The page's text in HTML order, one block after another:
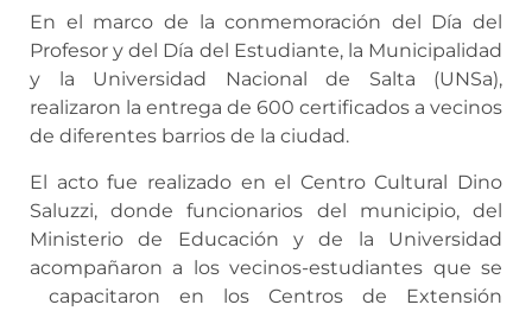
En el marco de la conmemoración del Día del
Profesor y del Día del Estudiante, la Municipalidad
y la Universidad Nacional de Salta (UNSa),
realizaron la entrega de 600 certificados a vecinos
de diferentes barrios de la ciudad.
El acto fue realizado en el Centro Cultural Dino
Saluzzi, donde funcionarios del municipio, del
Ministerio de Educación y de la Universidad
acompañaron a los vecinos-estudiantes que se
capacitaron en los Centros de Extensión